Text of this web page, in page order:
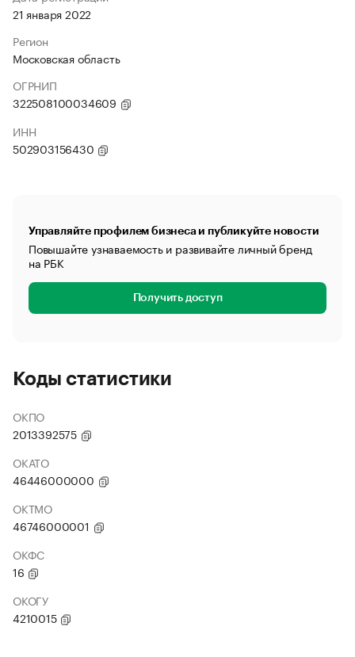
21 января 2022
Регион
Московская область
ОГРНИП
322508100034609
ИНН
502903156430
Управляйте профилем бизнеса и публикуйте новости
Повышайте узнаваемость и развивайте личный бренд
на РБК
Получить доступ
Коды статистики
ОКПО
2013392575
ОКАТО
46446000000
ОКТМО
46746000001
ОКФС
16
ОКОГУ
4210015